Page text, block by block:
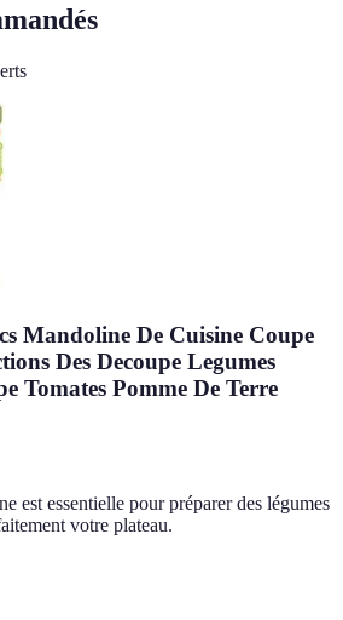
Mandoline De Cuisine Coupe
Des Decoupe Legumes
Tomates Pomme De Terre
est essentielle pour préparer des légumes
votre plateau.